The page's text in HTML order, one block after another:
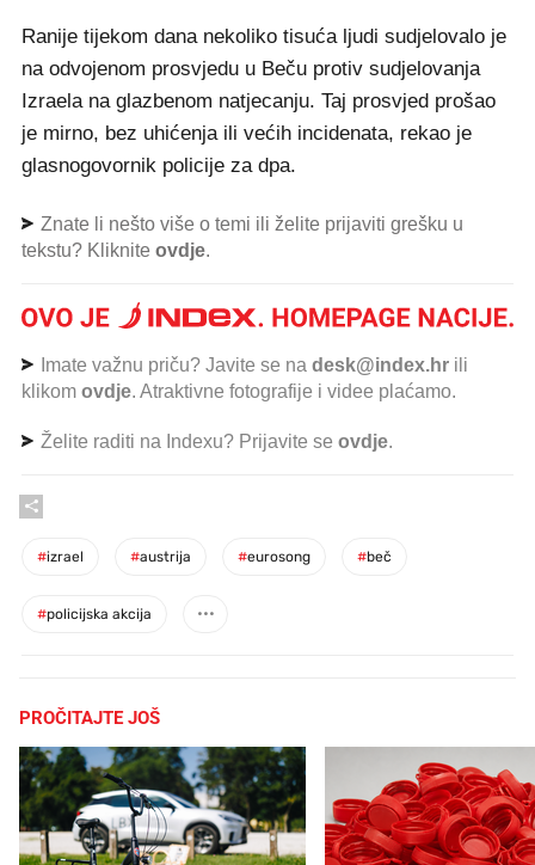
Ranije tijekom dana nekoliko tisuća ljudi sudjelovalo je
na odvojenom prosvjedu u Beču protiv sudjelovanja
Izraela na glazbenom natjecanju. Taj prosvjed prošao
je mirno, bez uhićenja ili većih incidenata, rekao je
glasnogovornik policije za dpa.
Znate li nešto više o temi ili želite prijaviti grešku u
tekstu? Kliknite ovdje.
Imate važnu priču? Javite se na desk@index.hr ili
klikom ovdje. Atraktivne fotografije i videe plaćamo.
Želite raditi na Indexu? Prijavite se ovdje.
#izrael #austrija #eurosong #beč
#policijska akcija
PROČITAJTE JOŠ